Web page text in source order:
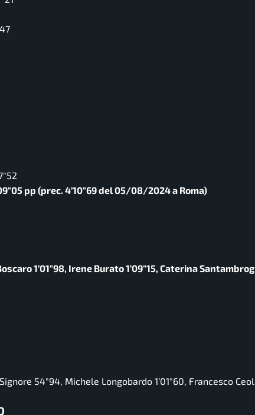
pp (prec. 4’10″69 del 05/08/2024 a Roma)
1’01″98, Irene Burato 1’09″15, Caterina
54″94, Michele Longobardo 1’01″60, Francesco